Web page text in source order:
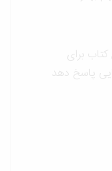
برای
پاسخ دهد